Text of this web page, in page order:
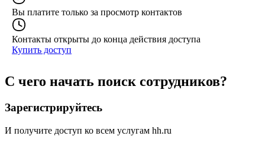
Вы платите только за просмотр контактов
Контакты открыты до конца действия доступа
Купить доступ
С чего начать поиск сотрудников?
Зарегистрируйтесь
И получите доступ ко всем услугам hh.ru